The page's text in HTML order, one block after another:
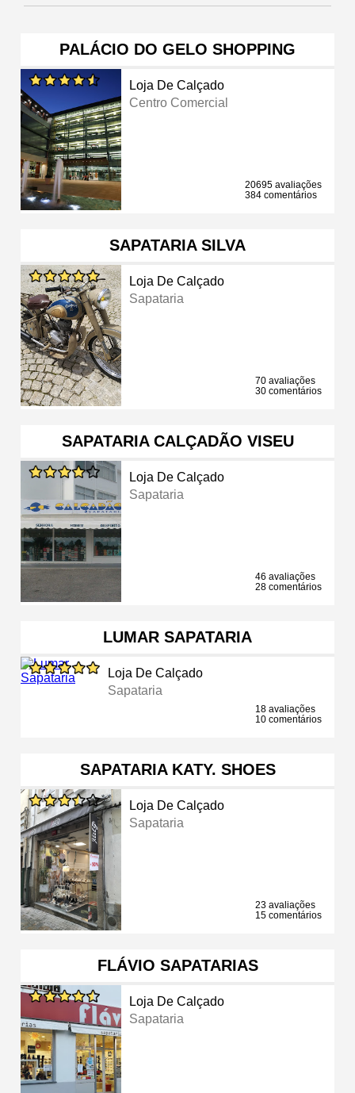
PALÁCIO DO GELO SHOPPING
Loja De Calçado
Centro Comercial
20695 avaliações
384 comentários
SAPATARIA SILVA
Loja De Calçado
Sapataria
70 avaliações
30 comentários
SAPATARIA CALÇADÃO VISEU
Loja De Calçado
Sapataria
46 avaliações
28 comentários
LUMAR SAPATARIA
Loja De Calçado
Sapataria
18 avaliações
10 comentários
SAPATARIA KATY. SHOES
Loja De Calçado
Sapataria
23 avaliações
15 comentários
FLÁVIO SAPATARIAS
Loja De Calçado
Sapataria